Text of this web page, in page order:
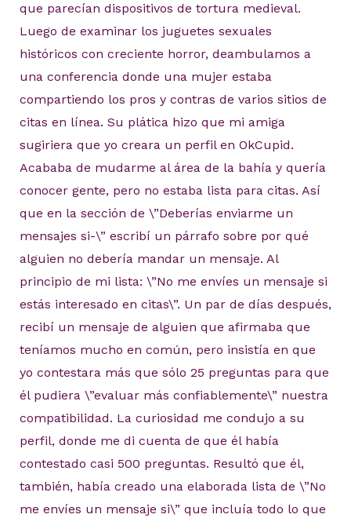
que parecían dispositivos de tortura medieval.
Luego de examinar los juguetes sexuales
históricos con creciente horror, deambulamos a
una conferencia donde una mujer estaba
compartiendo los pros y contras de varios sitios de
citas en línea. Su plática hizo que mi amiga
sugiriera que yo creara un perfil en OkCupid.
Acababa de mudarme al área de la bahía y quería
conocer gente, pero no estaba lista para citas. Así
que en la sección de \”Deberías enviarme un
mensajes si-\” escribí un párrafo sobre por qué
alguien no debería mandar un mensaje. Al
principio de mi lista: \”No me envíes un mensaje si
estás interesado en citas\”. Un par de días después,
recibí un mensaje de alguien que afirmaba que
teníamos mucho en común, pero insistía en que
yo contestara más que sólo 25 preguntas para que
él pudiera \”evaluar más confiablemente\” nuestra
compatibilidad. La curiosidad me condujo a su
perfil, donde me di cuenta de que él había
contestado casi 500 preguntas. Resultó que él,
también, había creado una elaborada lista de \”No
me envíes un mensaje si\” que incluía todo lo que